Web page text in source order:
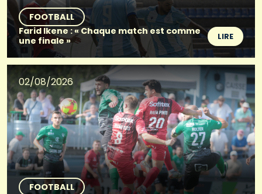
FOOTBALL
Farid Ikene : « Chaque match est comme
une finale »
LIRE
02/08/2026
FOOTBALL